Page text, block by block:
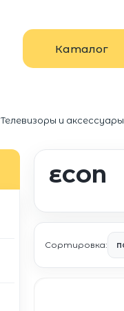
Каталог
Телевизоры и аксессуары
ECON
Сортировка: